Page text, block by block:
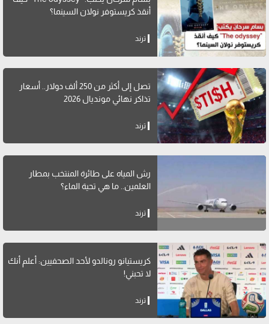
أنقذ كريستوفر نولان السينما؟
ترند
تصل إلى أكثر من 250 ألف دولار.. أسعار
تذاكر نهائي مونديال 2026
ترند
رش المياه على طائرة المنتخب بمطار
العلمين.. ما هي تحية الماء؟
ترند
كريستيانو رونالدو لأحد الصحفيين: أعلم أنك
لا تحبني!
ترند